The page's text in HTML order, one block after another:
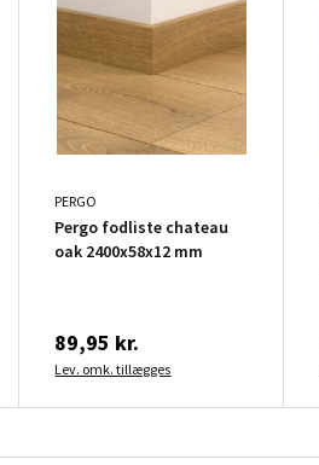
PERGO
Pergo fodliste chateau
oak 2400x58x12 mm
89,95 kr.
Lev. omk. tillægges